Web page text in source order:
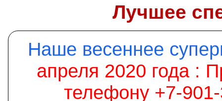
Лучшее
Наше весеннее
апреля 2020 года :
телефону +7-